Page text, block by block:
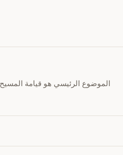
الموضوع الرئيسي هو قيامة